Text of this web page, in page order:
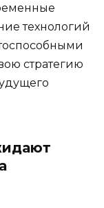
технологий
стратегию